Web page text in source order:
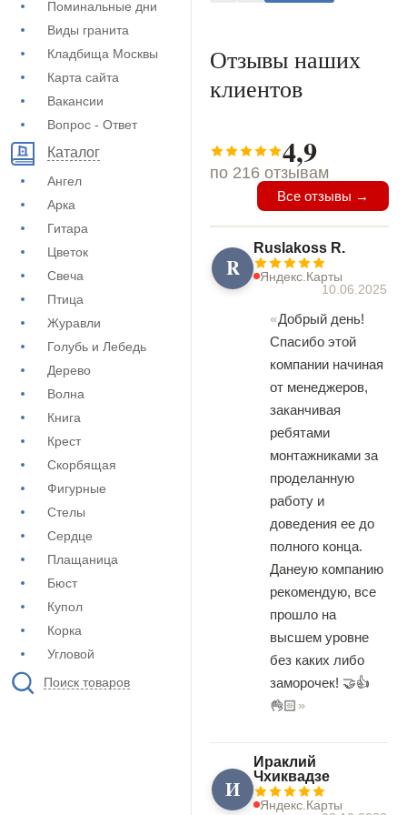
Поминальные дни
Виды гранита
Кладбища Москвы
Карта сайта
Вакансии
Вопрос - Ответ
Каталог
Ангел
Арка
Гитара
Цветок
Свеча
Птица
Журавли
Голубь и Лебедь
Дерево
Волна
Книга
Крест
Скорбящая
Фигурные
Стелы
Сердце
Плащаница
Бюст
Купол
Корка
Угловой
Поиск товаров
Отзывы наших
клиентов
4,9
по 216 отзывам
Все отзывы →
R
Ruslakoss R.
Яндекс.Карты
10.06.2025
Добрый день!
Спасибо этой
компании начиная
от менеджеров,
заканчивая
ребятами
монтажниками за
проделанную
работу и
доведения ее до
полного конца.
Данеую компанию
рекомендую, все
прошло на
высшем уровне
без каких либо
заморочек! 🤝👍
👌🏻
И
Ираклий
Чхиквадзе
Яндекс.Карты